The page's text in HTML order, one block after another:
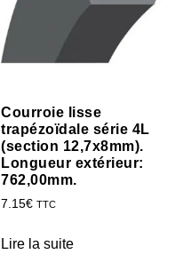
Courroie lisse
trapézoïdale série 4L
(section 12,7x8mm).
Longueur extérieur:
762,00mm.
7.15€ TTC
Lire la suite